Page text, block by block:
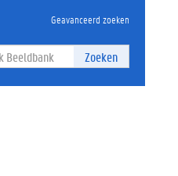
Geavanceerd zoeken
Zoeken